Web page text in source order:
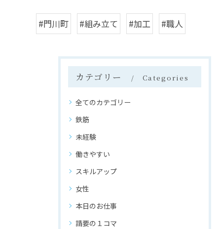
#門川町 #組み立て #加工 #職人
カテゴリー Categories
全てのカテゴリー
鉄筋
未経験
働きやすい
スキルアップ
女性
本日のお仕事
請要の１コマ